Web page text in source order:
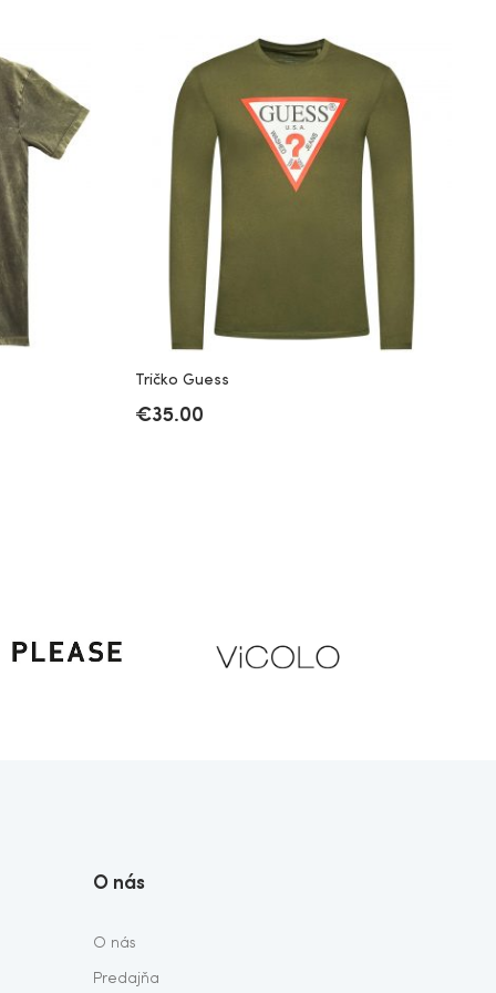
Tričko Guess
€35.00
O nás
O nás
Predajňa